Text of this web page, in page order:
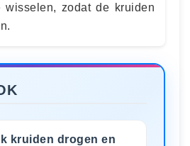
zodat de kruiden
kruiden drogen en